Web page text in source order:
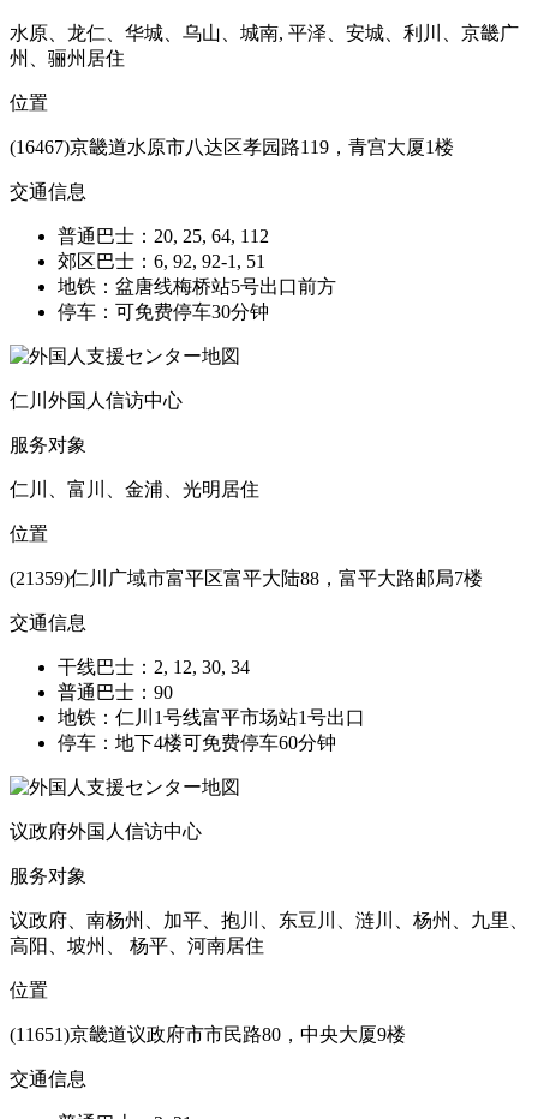
水原、龙仁、华城、乌山、城南, 平泽、安城、利川、京畿广
州、骊州居住
位置
(16467)京畿道水原市八达区孝园路119，青宫大厦1楼
交通信息
普通巴士：20, 25, 64, 112
郊区巴士：6, 92, 92-1, 51
地铁：盆唐线梅桥站5号出口前方
停车：可免费停车30分钟
仁川外国人信访中心
服务对象
仁川、富川、金浦、光明居住
位置
(21359)仁川广域市富平区富平大陆88，富平大路邮局7楼
交通信息
干线巴士：2, 12, 30, 34
普通巴士：90
地铁：仁川1号线富平市场站1号出口
停车：地下4楼可免费停车60分钟
议政府外国人信访中心
服务对象
议政府、南杨州、加平、抱川、东豆川、涟川、杨州、九里、
高阳、坡州、 杨平、河南居住
位置
(11651)京畿道议政府市市民路80，中央大厦9楼
交通信息